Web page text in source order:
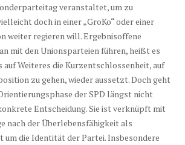
veranstaltet, um zu
doch in einer „GroKo“ oder einer
weiter regieren will. Ergebnisoffene
mit den Unionsparteien führen, heißt es
Weiteres die Kurzentschlossenheit, auf
zu gehen, wieder aussetzt. Doch geht
der SPD längst nicht
Entscheidung. Sie ist verknüpft mit
nach der Überlebensfähigkeit als
um die Identität der Partei. Insbesondere